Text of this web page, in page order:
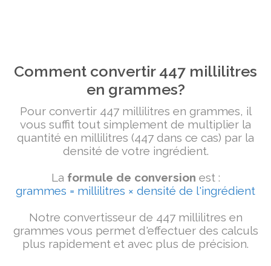
Comment convertir 447 millilitres
en grammes?
Pour convertir 447 millilitres en grammes, il
vous suffit tout simplement de multiplier la
quantité en millilitres (447 dans ce cas) par la
densité de votre ingrédient.
La formule de conversion est :
grammes = millilitres × densité de l'ingrédient
Notre convertisseur de 447 millilitres en
grammes vous permet d'effectuer des calculs
plus rapidement et avec plus de précision.